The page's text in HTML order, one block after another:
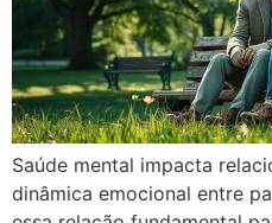
Saúde mental impacta
dinâmica emocional entre